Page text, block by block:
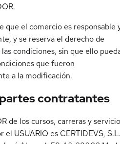
que el comercio es responsable
y se reserva el derecho de
condiciones, sin que ello
que fueron
a la modificación.
contratantes
de los cursos, carreras y
USUARIO es CERTIDEVS,